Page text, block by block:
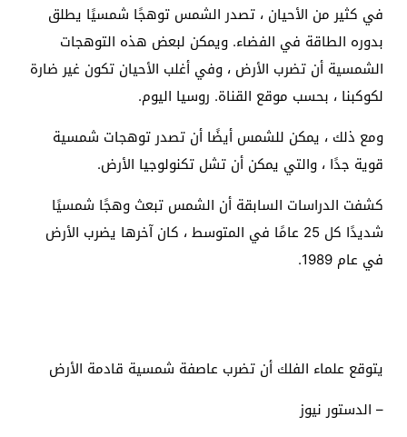
في كثير من الأحيان ، تصدر الشمس توهجًا شمسيًا يطلق
بدوره الطاقة في الفضاء. ويمكن لبعض هذه التوهجات
الشمسية أن تضرب الأرض ، وفي أغلب الأحيان تكون غير ضارة
لكوكبنا ، بحسب موقع القناة. روسيا اليوم.
ومع ذلك ، يمكن للشمس أيضًا أن تصدر توهجات شمسية
قوية جدًا ، والتي يمكن أن تشل تكنولوجيا الأرض.
كشفت الدراسات السابقة أن الشمس تبعث وهجًا شمسيًا
شديدًا كل 25 عامًا في المتوسط ​​، كان آخرها يضرب الأرض
في عام 1989.
يتوقع علماء الفلك أن تضرب عاصفة شمسية قادمة الأرض
– الدستور نيوز